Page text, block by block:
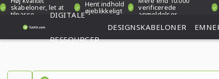
skabeloner, let at
tilpasse
Hent indhold
øjeblikkeligt verificerede
anmeldelser
DIGITALE
RESSOURCER
DESIGNSKABELONER